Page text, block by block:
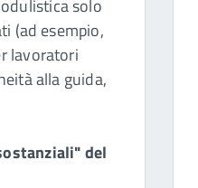
solo
(ad esempio,
lavoratori
alla guida,
del